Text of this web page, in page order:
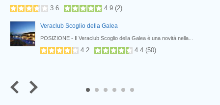
3.6 4.9 (2)
Veraclub Scoglio della Galea
POSIZIONE - Il Veraclub Scoglio della Galea è una novità nella...
4.2 4.4 (50)